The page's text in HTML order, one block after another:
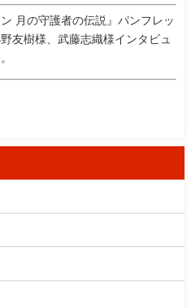
月の守護者の伝説』パンフレッ
友樹様、武藤志織様インタビュ